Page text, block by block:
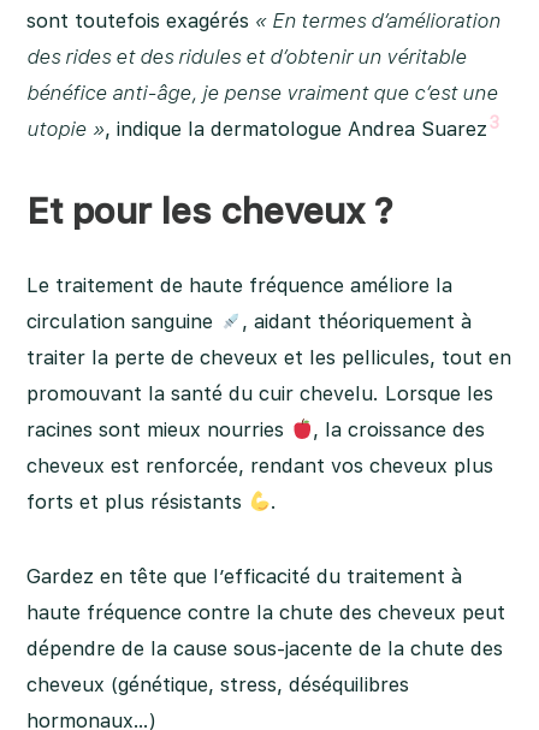
sont toutefois exagérés « En termes d’amélioration
des rides et des ridules et d’obtenir un véritable
bénéfice anti-âge, je pense vraiment que c’est une
utopie », indique la dermatologue Andrea Suarez3
Et pour les cheveux ?
Le traitement de haute fréquence améliore la
circulation sanguine
, aidant théoriquement à
traiter la perte de cheveux et les pellicules, tout en
promouvant la santé du cuir chevelu. Lorsque les
racines sont mieux nourries
, la croissance des
cheveux est renforcée, rendant vos cheveux plus
forts et plus résistants
.
Gardez en tête que l’efficacité du traitement à
haute fréquence contre la chute des cheveux peut
dépendre de la cause sous-jacente de la chute des
cheveux (génétique, stress, déséquilibres
hormonaux…)